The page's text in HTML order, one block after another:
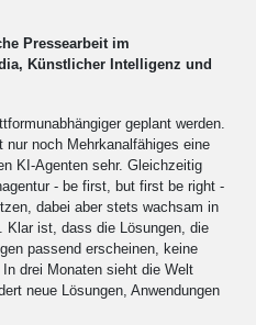
Pressearbeit im
Künstlicher Intelligenz und
geplant werden.
nur noch Mehrkanalfähiges eine
KI-Agenten sehr. Gleichzeitig
- be first, but first be right -
dabei aber stets wachsam in
Klar ist, dass die Lösungen, die
passend erscheinen, keine
drei Monaten sieht die Welt
neue Lösungen, Anwendungen